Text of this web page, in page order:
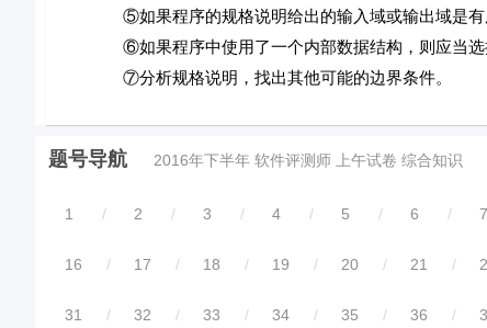
⑤如果程序的规格说明给出的输入域或输出域是有序
⑥如果程序中使用了一个内部数据结构，则应当选择
⑦分析规格说明，找出其他可能的边界条件。
题号导航 2016年下半年 软件评测师 上午试卷 综合知识
1 / 2 / 3 / 4 / 5 / 6 / 7
16 / 17 / 18 / 19 / 20 / 21 /
31 / 32 / 33 / 34 / 35 / 36 /